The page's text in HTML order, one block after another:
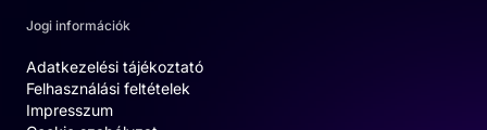
Jogi információk
Adatkezelési tájékoztató
Felhasználási feltételek
Impresszum